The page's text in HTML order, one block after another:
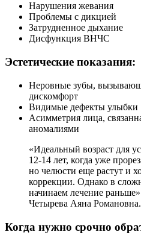
Нарушения жевания
Проблемы с дикцией
Затрудненное дыхание
Дисфункция ВНЧС
Эстетические показания:
Неровные зубы,
дискомфорт
Видимые дефекты улыбки
Асимметрия лица,
аномалиями
«Идеальный возраст для
12-14 лет, когда уже
но челюсти еще растут и
коррекции. Однако в
начинаем лечение
Четырева Аяна Романовна.
Когда нужно срочно